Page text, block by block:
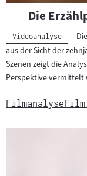
Visuelle
Inhalte
abspielen
Die
Kategorie:
Videoanalyse
aus der Sicht der
Szenen zeigt die
Perspektive vermittelt
Filmanalyse